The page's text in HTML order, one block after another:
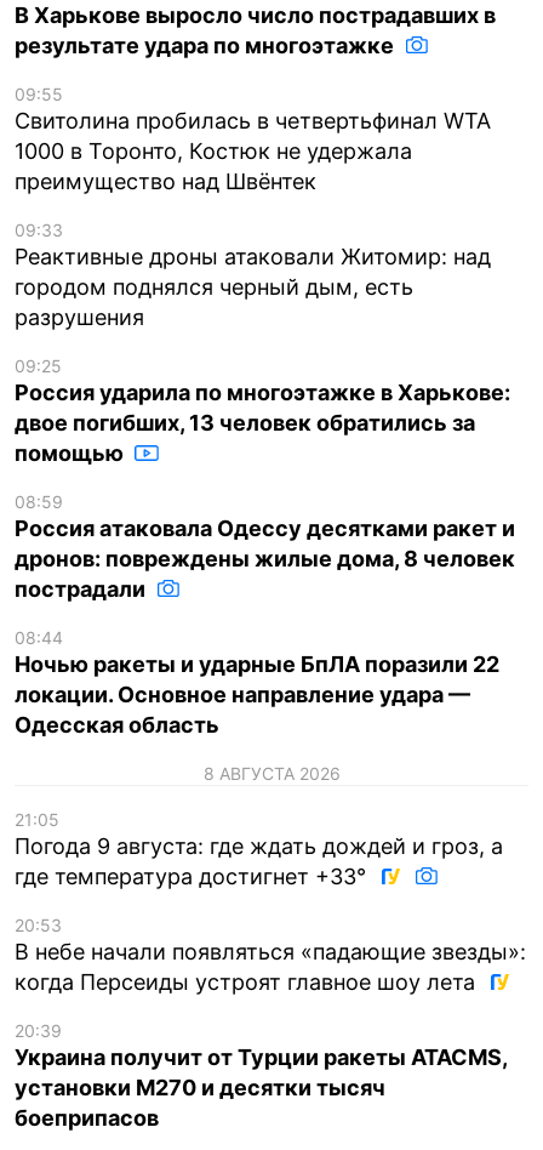
В Харькове выросло число пострадавших в
результате удара по многоэтажке
09:55
Свитолина пробилась в четвертьфинал WTA
1000 в Торонто, Костюк не удержала
преимущество над Швёнтек
09:33
Реактивные дроны атаковали Житомир: над
городом поднялся черный дым, есть
разрушения
09:25
Россия ударила по многоэтажке в Харькове:
двое погибших, 13 человек обратились за
помощью
08:59
Россия атаковала Одессу десятками ракет и
дронов: повреждены жилые дома, 8 человек
пострадали
08:44
Ночью ракеты и ударные БпЛА поразили 22
локации. Основное направление удара —
Одесская область
8 АВГУСТА 2026
21:05
Погода 9 августа: где ждать дождей и гроз, а
где температура достигнет +33°
20:53
В небе начали появляться «падающие звезды»:
когда Персеиды устроят главное шоу лета
20:39
Украина получит от Турции ракеты ATACMS,
установки M270 и десятки тысяч
боеприпасов